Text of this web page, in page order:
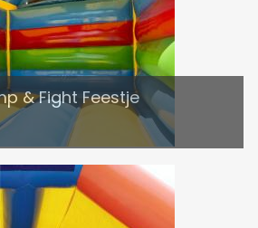
& Fight Feestje